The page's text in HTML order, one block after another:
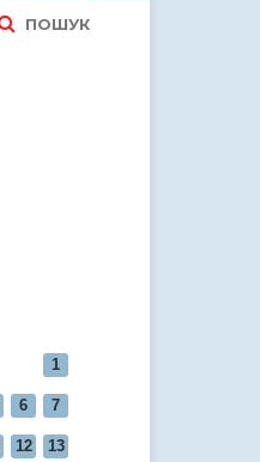
ПОШУК
1
6 7
12 13